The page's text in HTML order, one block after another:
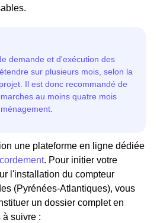
une plateforme en ligne dédiée
. Pour initier votre
l'installation du compteur
(Pyrénées-Atlantiques), vous
un dossier complet en
à suivre :